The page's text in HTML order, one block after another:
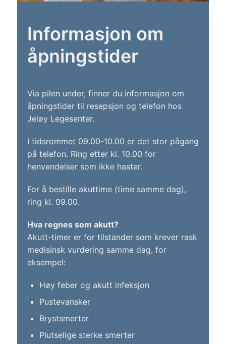
Informasjon om
åpningstider
Via pilen under, finner du informasjon om
åpningstider til resepsjon og telefon hos
Jeløy Legesenter.
I tidsrommet 09.00-10.00 er det stor pågang
på telefon. Ring etter kl. 10.00 for
henvendelser som ikke haster.
For å bestille akuttime (time samme dag),
ring kl. 09.00.
Hva regnes som akutt?
Akutt-timer er for tilstander som krever rask
medisinsk vurdering samme dag, for
eksempel:
Høy feber og akutt infeksjon
Pustevansker
Brystsmerter
Plutselige sterke smerter